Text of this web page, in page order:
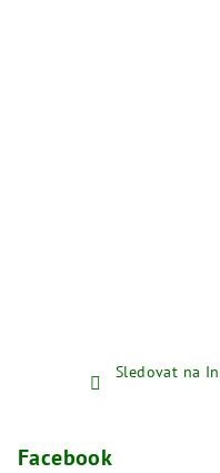
Sledovat na
Facebook